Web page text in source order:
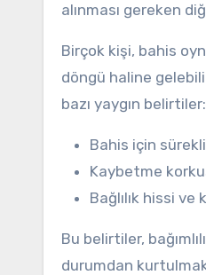
alınması gereken
Birçok kişi, bahis
döngü haline
bazı yaygın belirtiler:
Bahis için
Kaybetme
Bağlılık hissi ve
Bu belirtiler,
durumdan